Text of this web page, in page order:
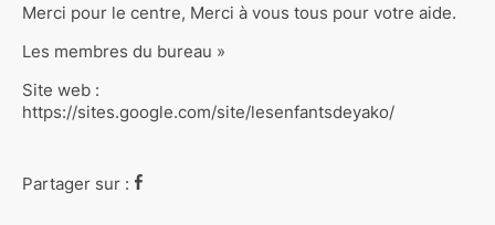
Merci pour le centre, Merci à vous tous pour votre aide.
Les membres du bureau »
Site web :
https://sites.google.com/site/lesenfantsdeyako/
Partager sur :